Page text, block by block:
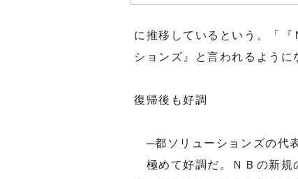
に推移しているという。「
ションズ』と言われるように
復帰後も好調
─都ソリューションズの代
極めて好調だ。ＮＢの新規